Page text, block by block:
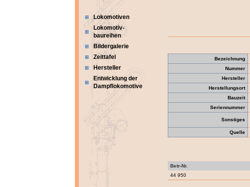
Lokomotiven
Lokomotiv-
baureihen
Bildergalerie
Zeittafel
Hersteller
Entwicklung der
Dampflokomotive
Bezeichnung
Nummer
Hersteller
Herstellungsort
Bauzeit
Seriennummer
Sonstiges
Quelle
Betr-Nr.
44 950